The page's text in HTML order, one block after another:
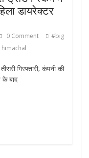
डायरेक्टर
0 Comment
#big
himachal
गिरफ्तारी, कंपनी की
के बाद